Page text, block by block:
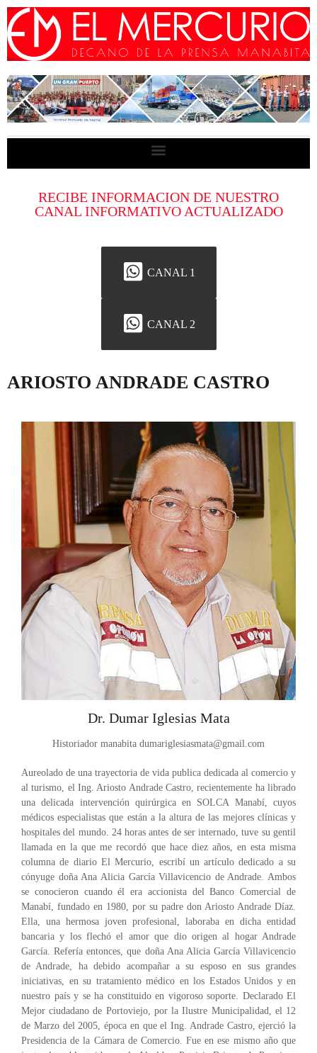
RECIBE INFORMACION DE NUESTRO
CANAL INFORMATIVO ACTUALIZADO
CANAL 1
CANAL 2
ARIOSTO ANDRADE CASTRO
Dr. Dumar Iglesias Mata
Historiador manabita dumariglesiasmata@gmail.com
Aureolado de una trayectoria de vida publica dedicada al comercio y
al turismo, el Ing. Ariosto Andrade Castro, recientemente ha librado
una delicada intervención quirúrgica en SOLCA Manabí, cuyos
médicos especialistas que están a la altura de las mejores clínicas y
hospitales del mundo. 24 horas antes de ser internado, tuve su gentil
llamada en la que me recordó que hace diez años, en esta misma
columna de diario El Mercurio, escribí un artículo dedicado a su
cónyuge doña Ana Alicia García Villavicencio de Andrade. Ambos
se conocieron cuando él era accionista del Banco Comercial de
Manabí, fundado en 1980, por su padre don Ariosto Andrade Díaz.
Ella, una hermosa joven profesional, laboraba en dicha entidad
bancaria y los flechó el amor que dio origen al hogar Andrade
García. Refería entonces, que doña Ana Alicia García Villavicencio
de Andrade, ha debido acompañar a su esposo en sus grandes
iniciativas, en su tratamiento médico en los Estados Unidos y en
nuestro país y se ha constituido en vigoroso soporte. Declarado El
Mejor ciudadano de Portoviejo, por la Ilustre Municipalidad, el 12
de Marzo del 2005, época en que el Ing. Andrade Castro, ejerció la
Presidencia de la Cámara de Comercio. Fue en ese mismo año que